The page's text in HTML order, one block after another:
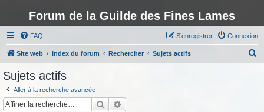
Forum de la Guilde des Fines Lames
FAQ Connexion
S’enregistrer
Site web Index du forum Rechercher Sujets actifs
Sujets actifs
Aller à la recherche avancée
Rechercher